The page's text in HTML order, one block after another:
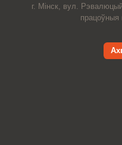
г. Мінск, вул.
працоўныя